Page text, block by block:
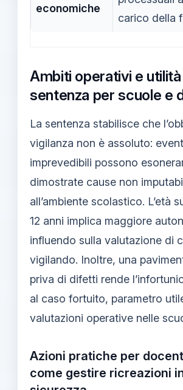
economiche
carico della
Ambiti operativi e
sentenza per scuole e
La sentenza stabilisce che
vigilanza non è assoluto:
imprevedibili possono
dimostrate cause non
all’ambiente scolastico. L’età
12 anni implica maggiore
influendo sulla valutazione di
vigilando. Inoltre, una
priva di difetti rende
al caso fortuito, parametro
valutazioni operative nelle
Azioni pratiche per
come gestire ricreazioni